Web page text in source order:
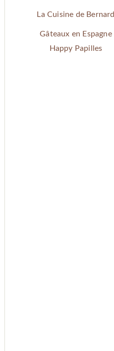
La Cuisine de Bernard
Gâteaux en Espagne
Happy Papilles